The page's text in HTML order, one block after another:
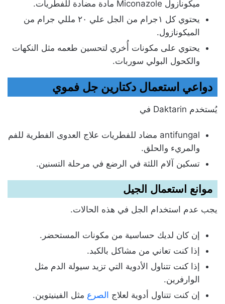
ميكونازول Miconazole مادة مضادة للفطريات.
يحتوي كل ١جرام من الجل علي ٢٠ مللي جرام من
الميكونازول.
يحتوي على مكونات أُخري لتحسين طعمه مثل النكهات
والكحول البولي سوربات.
دواعي استعمال دكتارين جل فموي
يُستخدم Daktarin في
antifungal مضاد للفطريات علاج العدوى الفطرية للفم
والمريء والحلق.
تسكين آلام اللثة في الرضع في مرحلة التسنين.
موانع استعمال الجيل
يجب عدم استخدام الجل في هذه الحالات.
إن كان لديك حساسية من مكونات المستحضر.
إذا كنت تعاني من مشاكل بالكبد.
إذا كنت تتناول الأدوية التي تزيد سيولة الدم مثل
الوارفرين.
إن كنت تتناول أدوية لعلاج الصرع مثل الفينيتوين.